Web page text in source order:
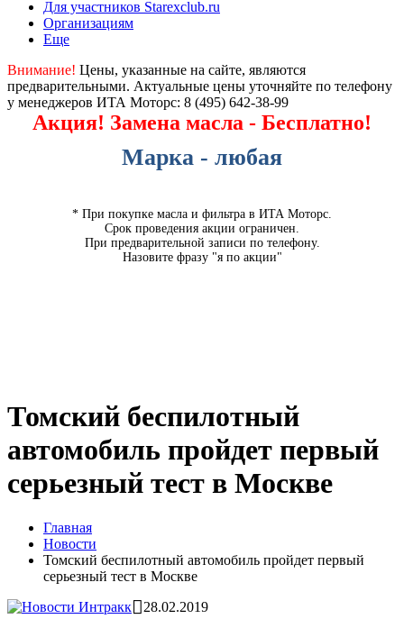
Для участников Starexclub.ru
Организациям
Еще
Внимание! Цены, указанные на сайте, являются
предварительными. Актуальные цены уточняйте по телефону
у менеджеров ИТА Моторс: 8 (495) 642-38-99
Акция! Замена масла - Бесплатно!
Марка - любая
* При покупке масла и фильтра в ИТА Моторс.
Срок проведения акции ограничен.
При предварительной записи по телефону.
Назовите фразу "я по акции"
Томский беспилотный
автомобиль пройдет первый
серьезный тест в Москве
Главная
Новости
Томский беспилотный автомобиль пройдет первый
серьезный тест в Москве
28.02.2019